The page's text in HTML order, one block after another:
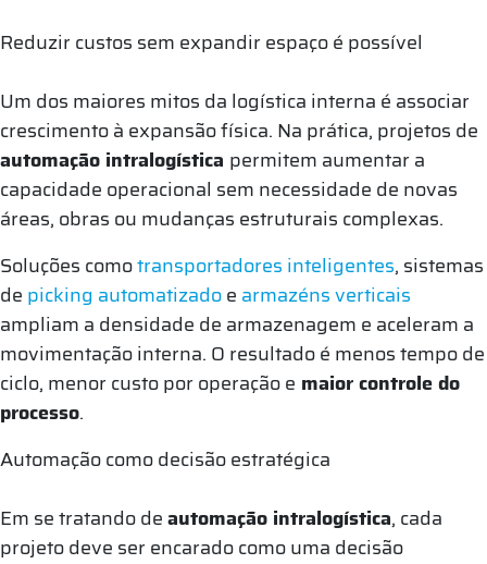
Reduzir custos sem expandir espaço é possível
Um dos maiores mitos da logística interna é associar
crescimento à expansão física. Na prática, projetos de
automação intralogística permitem aumentar a
capacidade operacional sem necessidade de novas
áreas, obras ou mudanças estruturais complexas.
Soluções comotransportadores inteligentes, sistemas
de picking automatizadoe armazéns verticais
ampliam a densidade de armazenagem e aceleram a
movimentação interna. O resultado é menos tempo de
ciclo, menor custo por operação e maior controle do
processo.
Automação como decisão estratégica
Em se tratando deautomação intralogística, cada
projeto deve ser encarado como uma decisão